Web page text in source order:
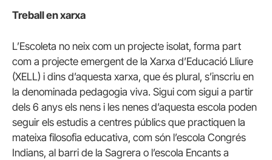
Treball en xarxa
L’Escoleta no neix com un projecte isolat, forma part
com a projecte emergent de la Xarxa d’Educació Lliure
(XELL) i dins d’aquesta xarxa, que és plural, s’inscriu en
la denominada pedagogia viva. Sigui com sigui a partir
dels 6 anys els nens i les nenes d’aquesta escola poden
seguir els estudis a centres públics que practiquen la
mateixa filosofia educativa, com són l’escola Congrés
Indians, al barri de la Sagrera o l’escola Encants a